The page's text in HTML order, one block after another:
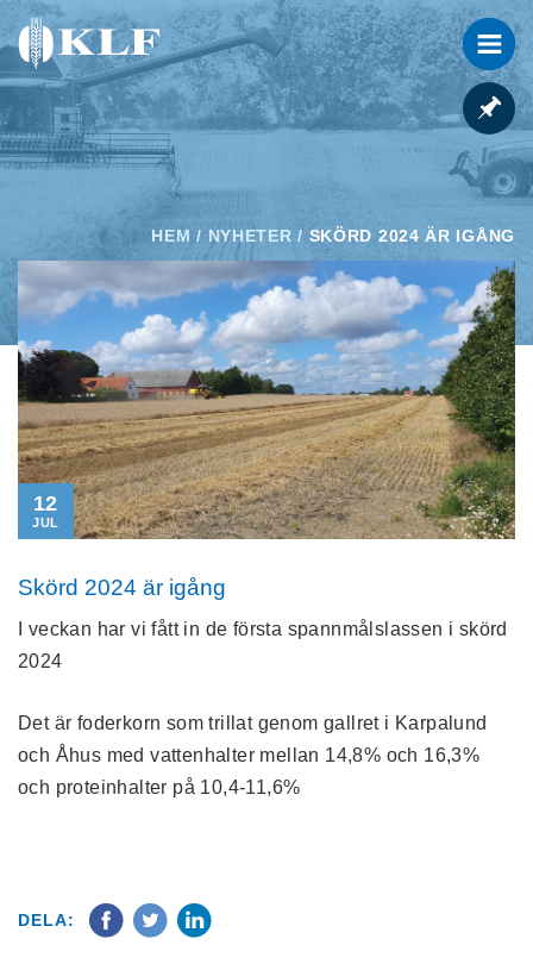
HEM / NYHETER / SKÖRD 2024 ÄR IGÅNG
12
JUL
Skörd 2024 är igång
I veckan har vi fått in de första spannmålslassen i skörd
2024
Det är foderkorn som trillat genom gallret i Karpalund
och Åhus med vattenhalter mellan 14,8% och 16,3%
och proteinhalter på 10,4-11,6%
DELA: